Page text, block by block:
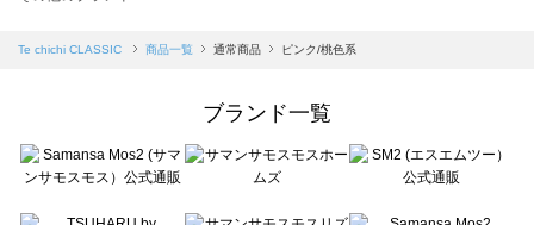
Samansa Mos2 blue（サマンサモスモス ブルー）の一覧
Te chichi（テチチ）の一覧
Te chichi CLASSIC（テチチ クラシック）の一覧
Te chichi CLASSIC 商品一覧 通常商品 ピンク/桃色系
ブランド一覧